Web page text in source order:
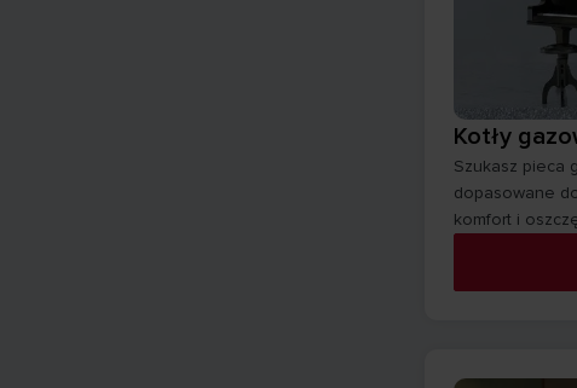
Kotły
Szukasz pieca
dopasowane
komfort i